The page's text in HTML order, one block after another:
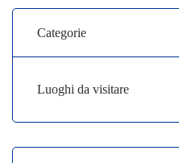
Categorie
Luoghi da visitare